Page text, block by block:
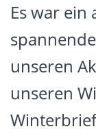
Es war ein
unseren
unseren